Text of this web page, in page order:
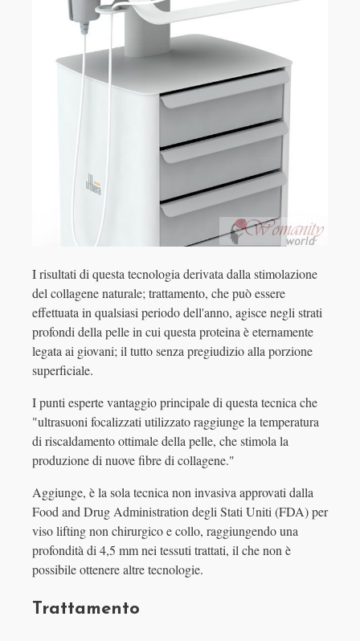
I risultati di questa tecnologia derivata dalla stimolazione
del collagene naturale; trattamento, che può essere
effettuata in qualsiasi periodo dell'anno, agisce negli strati
profondi della pelle in cui questa proteina è eternamente
legata ai giovani; il tutto senza pregiudizio alla porzione
superficiale.
I punti esperte vantaggio principale di questa tecnica che
"ultrasuoni focalizzati utilizzato raggiunge la temperatura
di riscaldamento ottimale della pelle, che stimola la
produzione di nuove fibre di collagene."
Aggiunge, è la sola tecnica non invasiva approvati dalla
Food and Drug Administration degli Stati Uniti (FDA) per
viso lifting non chirurgico e collo, raggiungendo una
profondità di 4,5 mm nei tessuti trattati, il che non è
possibile ottenere altre tecnologie.
Trattamento